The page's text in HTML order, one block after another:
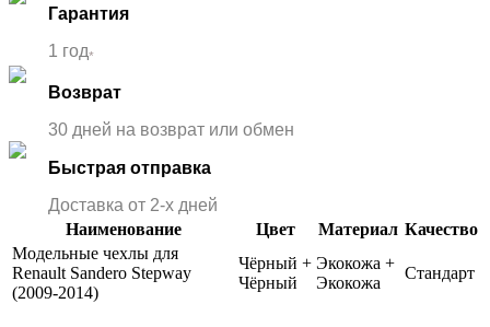
Гарантия
1 год*
Возврат
30 дней на возврат или обмен
Быстрая отправка
Доставка от 2-x дней
Наименование
Цвет Материал Качество
Модельные чехлы для
Renault Sandero Stepway
(2009-2014)
Чёрный +
Чёрный
Экокожа +
Экокожа
Стандарт